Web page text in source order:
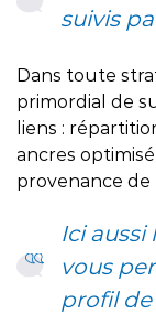
suivis
Dans toute
primordial de
liens :
ancres
provenance de
Ici aussi
vous
profil de